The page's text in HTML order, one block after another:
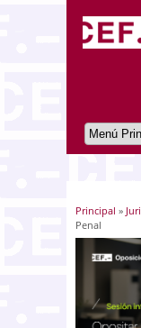
Usted
Principal »
Penal